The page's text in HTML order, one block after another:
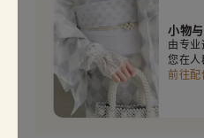
小物
由专
您在人
前往